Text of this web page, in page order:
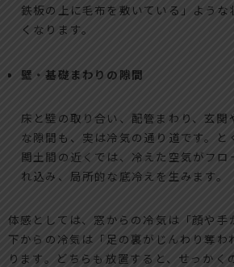
鉄板の上に毛布を敷いている」ような
くなります。
壁・基礎まわりの隙間
床と壁の取り合い、配管まわり、玄
な隙間も、実は冷気の通り道です。と
関土間の近くでは、冷えた空気がフ
れ込み、局所的な底冷えを生みます。
体感としては、窓からの冷気は「顔や手
下からの冷気は「足の裏がじんわり奪わ
ります。どちらも放置すると、せっかく